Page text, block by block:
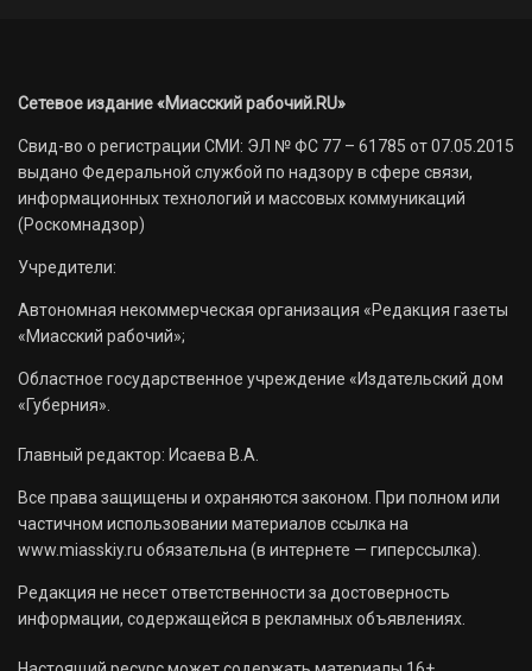
Сетевое издание «Миасский рабочий.RU»
Свид-во о регистрации СМИ: ЭЛ № ФС 77 – 61785 от 07.05.2015
выдано Федеральной службой по надзору в сфере связи,
информационных технологий и массовых коммуникаций
(Роскомнадзор)
Учредители:
Автономная некоммерческая организация «Редакция газеты
«Миасский рабочий»;
Областное государственное учреждение «Издательский дом
«Губерния».
Главный редактор: Исаева В.А.
Все права защищены и охраняются законом. При полном или
частичном использовании материалов ссылка на
www.miasskiy.ru обязательна (в интернете — гиперссылка).
Редакция не несет ответственности за достоверность
информации, содержащейся в рекламных объявлениях.